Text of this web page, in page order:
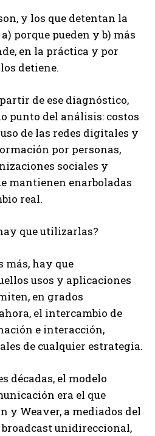
y los que detentan la
porque pueden y b) más
en la práctica y por
detiene.
de ese diagnóstico,
punto del análisis: costos
de las redes digitales y
por personas,
sociales y
mantienen enarboladas
real.
que utilizarlas?
más, hay que
usos y aplicaciones
en grados
el intercambio de
e interacción,
de cualquier estrategia.
décadas, el modelo
era el que
y Weaver, a mediados del
unidireccional,